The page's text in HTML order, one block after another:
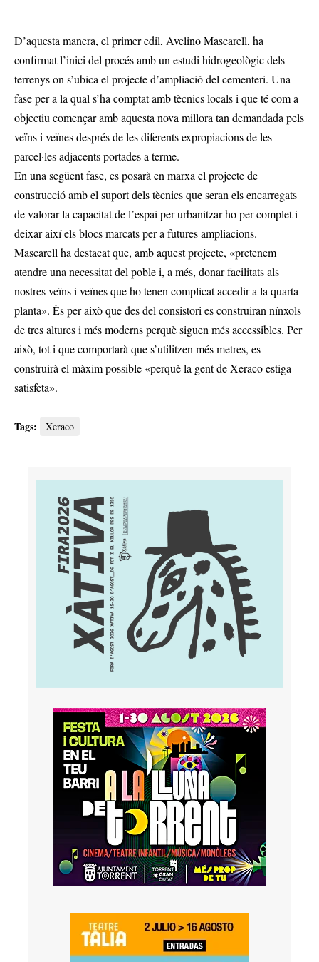
D’aquesta manera, el primer edil, Avelino Mascarell, ha
confirmat l’inici del procés amb un estudi hidrogeològic dels
terrenys on s’ubica el projecte d’ampliació del cementeri. Una
fase per a la qual s’ha comptat amb tècnics locals i que té com a
objectiu començar amb aquesta nova millora tan demandada pels
veïns i veïnes després de les diferents expropiacions de les
parcel·les adjacents portades a terme.
En una següent fase, es posarà en marxa el projecte de
construcció amb el suport dels tècnics que seran els encarregats
de valorar la capacitat de l’espai per urbanitzar-ho per complet i
deixar així els blocs marcats per a futures ampliacions.
Mascarell ha destacat que, amb aquest projecte, «pretenem
atendre una necessitat del poble i, a més, donar facilitats als
nostres veïns i veïnes que ho tenen complicat accedir a la quarta
planta». És per això que des del consistori es construiran nínxols
de tres altures i més moderns perquè siguen més accessibles. Per
això, tot i que comportarà que s’utilitzen més metres, es
construirà el màxim possible «perquè la gent de Xeraco estiga
satisfeta».
Tags: Xeraco